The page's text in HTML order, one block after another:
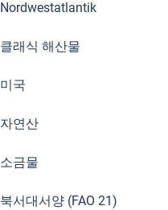
Nordwestatlantik
클래식 해산물
미국
자연산
소금물
북서대서양 (FAO 21)